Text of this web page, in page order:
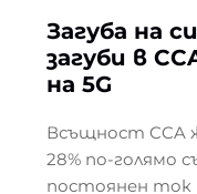
Загуба на
загуби в
на 5G
Всъщност CCA
28% по-голямо
постоянен ток